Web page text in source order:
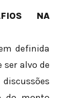
NA
definida
ser alvo de